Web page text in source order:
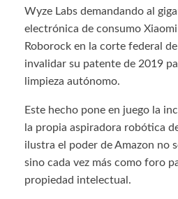
Wyze Labs demandando al
electrónica de consumo
Roborock en la corte federal
invalidar su patente de 2019
limpieza autónomo.
Este hecho pone en juego la
la propia aspiradora robótica
ilustra el poder de Amazon no
sino cada vez más como foro
propiedad intelectual.